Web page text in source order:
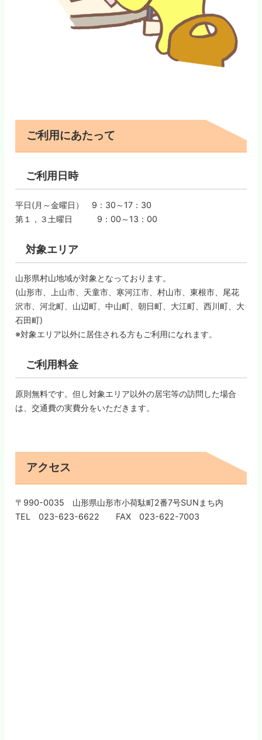
ご利用にあたって
ご利用日時
平日(月～金曜日） 9：30～17：30
第１，３土曜日 9：00～13：00
対象エリア
山形県村山地域が対象となっております。
(山形市、上山市、天童市、寒河江市、村山市、東根市、尾花
沢市、河北町、山辺町、中山町、朝日町、大江町、西川町、大
石田町)
※対象エリア以外に居住される方もご利用になれます。
ご利用料金
原則無料です。但し対象エリア以外の居宅等の訪問した場合
は、交通費の実費分をいただきます。
アクセス
〒990-0035 山形県山形市小荷駄町2番7号SUNまち内
TEL 023-623-6622 FAX 023-622-7003